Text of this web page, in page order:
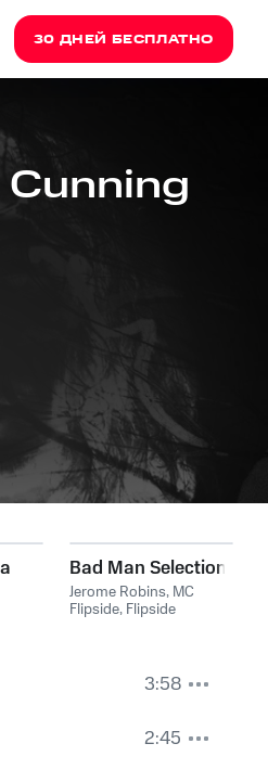
30 ДНЕЙ БЕСПЛАТНО
Bad Man Selection
Jerome Robins, MC
Flipside, Flipside
3:58
2:45